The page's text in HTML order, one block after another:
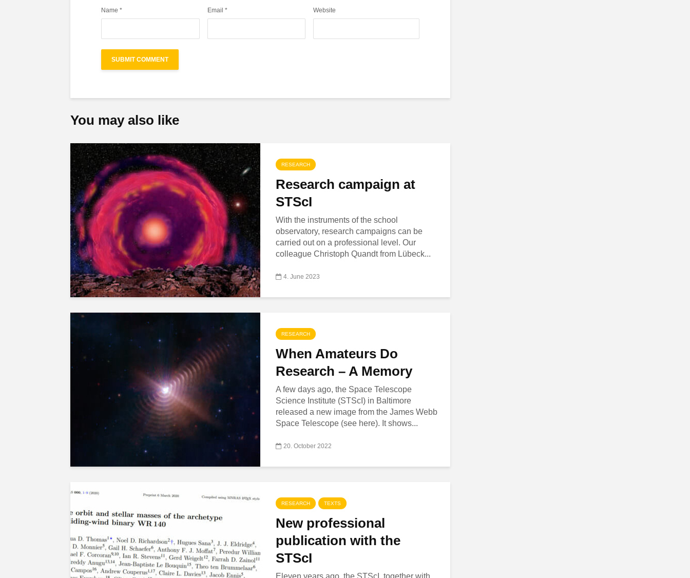
Name * Email * Website
You may also like
RESEARCH
Research campaign at
STScI
With the instruments of the school
observatory, research campaigns can be
carried out on a professional level. Our
colleague Christoph Quandt from Lübeck...
4. June 2023
RESEARCH
When Amateurs Do
Research – A Memory
A few days ago, the Space Telescope
Science Institute (STScI) in Baltimore
released a new image from the James Webb
Space Telescope (see here). It shows...
20. October 2022
RESEARCH TEXTS
New professional
publication with the
STScI
Eleven years ago, the STScI, together with